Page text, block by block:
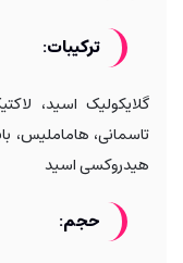
ترکیبات:
گلایکولیک اسید،
تاسمانی، هاماملیس،
هیدروکسی اسید
حجم: